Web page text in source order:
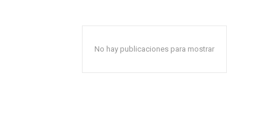
No hay publicaciones para mostrar